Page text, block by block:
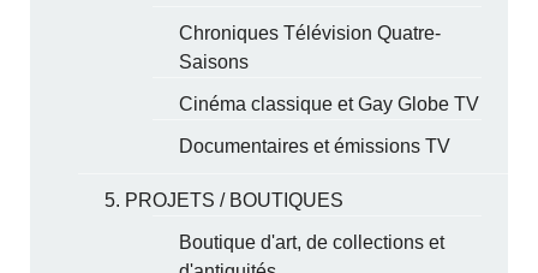
Chroniques Télévision Quatre-
Saisons
Cinéma classique et Gay Globe TV
Documentaires et émissions TV
5. PROJETS / BOUTIQUES
Boutique d'art, de collections et